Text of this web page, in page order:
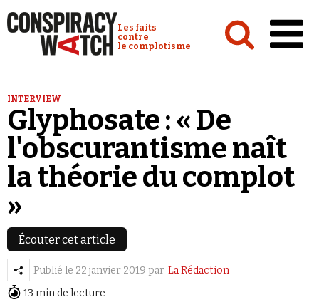
Conspiracy Watch :
Les faits
contre
le complotisme
Analyses
Conspipédia
Vidéos
Revues de presse
INTERVIEW
Glyphosate : « De
l'obscurantisme naît
la théorie du complot
»
Écouter cet article
Publié le 22 janvier 2019 par La Rédaction
13 min de lecture